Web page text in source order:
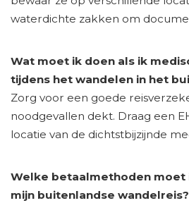
waterdichte zakken om
Wat moet ik doen als ik
tijdens het wandelen in het
Zorg voor een goede
noodgevallen dekt. Draag een
locatie van de dichtstbijzijnde
Welke betaalmethoden moet
mijn buitenlandse wandelreis?